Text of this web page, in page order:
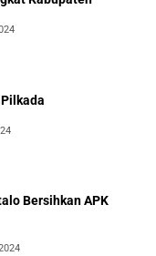
Bersihkan APK